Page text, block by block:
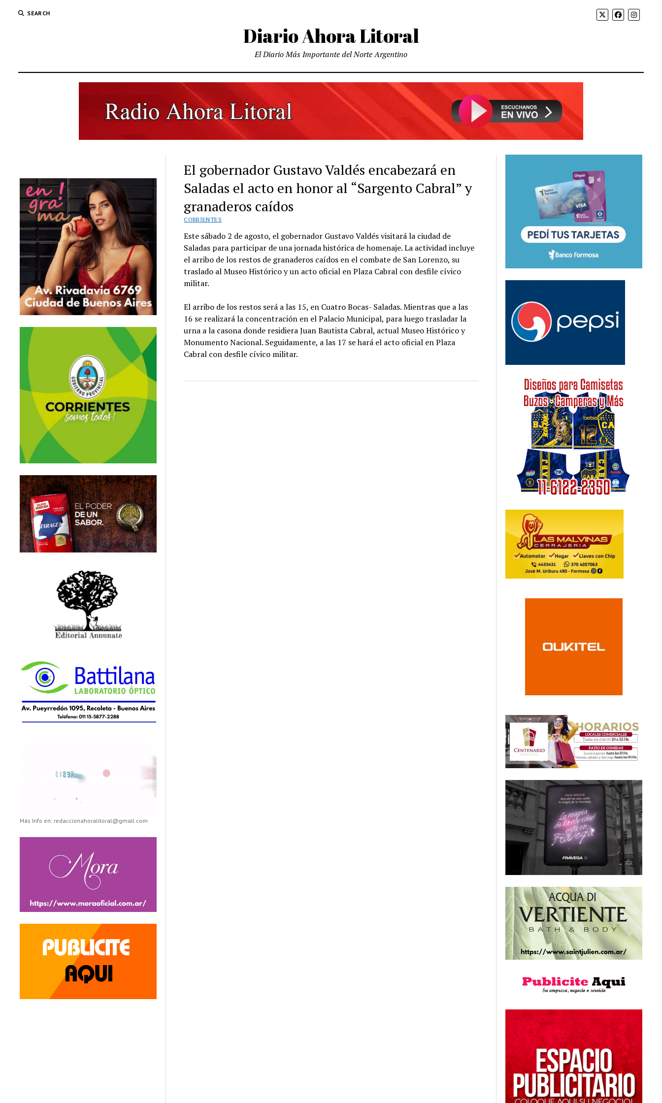
SEARCH
Diario Ahora Litoral
El Diario Más Importante del Norte Argentino
Más Info en: redaccionahoralitoral@gmail.com
El gobernador Gustavo Valdés encabezará en
Saladas el acto en honor al “Sargento Cabral” y
granaderos caídos
CORRIENTES
Este sábado 2 de agosto, el gobernador Gustavo Valdés visitará la ciudad de
Saladas para participar de una jornada histórica de homenaje. La actividad incluye
el arribo de los restos de granaderos caídos en el combate de San Lorenzo, su
traslado al Museo Histórico y un acto oficial en Plaza Cabral con desfile cívico
militar.
El arribo de los restos será a las 15, en Cuatro Bocas- Saladas. Mientras que a las
16 se realizará la concentración en el Palacio Municipal, para luego trasladar la
urna a la casona donde residiera Juan Bautista Cabral, actual Museo Histórico y
Monumento Nacional. Seguidamente, a las 17 se hará el acto oficial en Plaza
Cabral con desfile cívico militar.